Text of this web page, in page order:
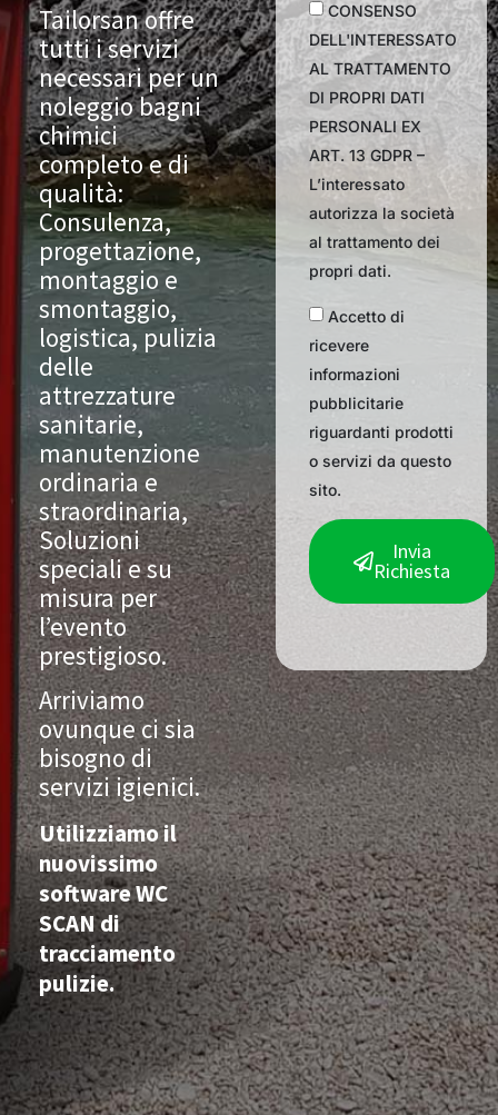
Tailorsan offre
tutti i servizi
necessari per un
noleggio bagni
chimici
completo e di
qualità:
Consulenza,
progettazione,
montaggio e
smontaggio,
logistica, pulizia
delle
attrezzature
sanitarie,
manutenzione
ordinaria e
straordinaria,
Soluzioni
speciali e su
misura per
l’evento
prestigioso.
Arriviamo
ovunque ci sia
bisogno di
servizi igienici.
Utilizziamo il
nuovissimo
software WC
SCAN di
tracciamento
pulizie.
CONSENSO
DELL'INTERESSATO
AL TRATTAMENTO
DI PROPRI DATI
PERSONALI EX
ART. 13 GDPR –
L’interessato
autorizza la società
al trattamento dei
propri dati.
Accetto di
ricevere
informazioni
pubblicitarie
riguardanti prodotti
o servizi da questo
sito.
Invia
Richiesta